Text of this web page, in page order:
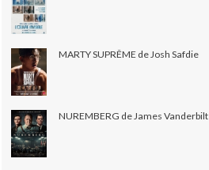
MARTY SUPRÊME de Josh Safdie
NUREMBERG de James Vanderbilt